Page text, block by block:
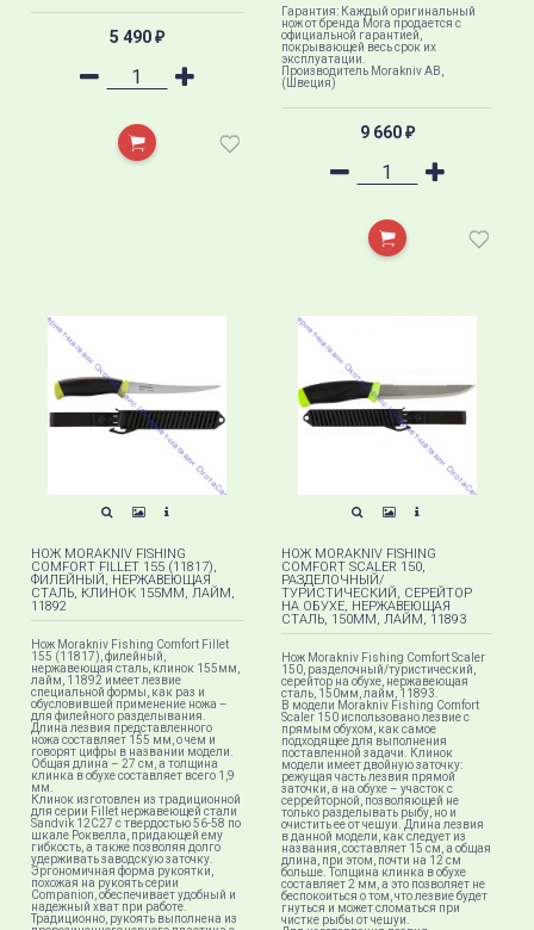
5 490 ₽
Гарантия: Каждый оригинальный
нож от бренда Mora продается с
официальной гарантией,
покрывающей весь срок их
эксплуатации.
Производитель Morakniv AB,
(Швеция)
9 660 ₽
НОЖ MORAKNIV FISHING
COMFORT FILLET 155 (11817),
ФИЛЕЙНЫЙ, НЕРЖАВЕЮЩАЯ
СТАЛЬ, КЛИНОК 155ММ, ЛАЙМ,
11892
Нож Morakniv Fishing Comfort Fillet
155 (11817), филейный,
нержавеющая сталь, клинок 155мм,
лайм, 11892 имеет лезвие
специальной формы, как раз и
обусловившей применение ножа –
для филейного разделывания.
Длина лезвия представленного
ножа составляет 155 мм, о чем и
говорят цифры в названии модели.
Общая длина – 27 см, а толщина
клинка в обухе составляет всего 1,9
мм.
Клинок изготовлен из традиционной
для серии Fillet нержавеющей стали
Sandvik 12C27 с твердостью 56-58 по
шкале Роквелла, придающей ему
гибкость, а также позволяя долго
удерживать заводскую заточку.
Эргономичная форма рукоятки,
похожая на рукоять серии
Companion, обеспечивает удобный и
надежный хват при работе.
Традиционно, рукоять выполнена из
НОЖ MORAKNIV FISHING
COMFORT SCALER 150,
РАЗДЕЛОЧНЫЙ/
ТУРИСТИЧЕСКИЙ, СЕРЕЙТОР
НА ОБУХЕ, НЕРЖАВЕЮЩАЯ
СТАЛЬ, 150ММ, ЛАЙМ, 11893
Нож Morakniv Fishing Comfort Scaler
150, разделочный/туристический,
серейтор на обухе, нержавеющая
сталь, 150мм, лайм, 11893.
В модели Morakniv Fishing Comfort
Scaler 150 использовано лезвие с
прямым обухом, как самое
подходящее для выполнения
поставленной задачи. Клинок
модели имеет двойную заточку:
режущая часть лезвия прямой
заточки, а на обухе – участок с
серрейторной, позволяющей не
только разделывать рыбу, но и
очистить ее от чешуи. Длина лезвия
в данной модели, как следует из
названия, составляет 15 см, а общая
длина, при этом, почти на 12 см
больше. Толщина клинка в обухе
составляет 2 мм, а это позволяет не
беспокоиться о том, что лезвие будет
гнуться и может сломаться при
чистке рыбы от чешуи.